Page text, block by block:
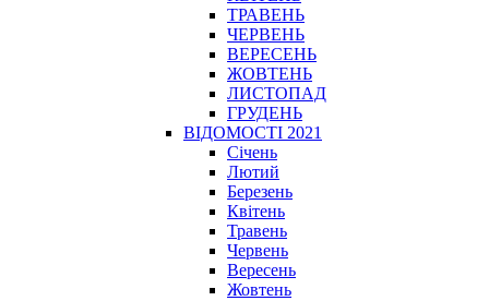
ТРАВЕНЬ
ЧЕРВЕНЬ
ВЕРЕСЕНЬ
ЖОВТЕНЬ
ЛИСТОПАД
ГРУДЕНЬ
ВІДОМОСТІ 2021
Січень
Лютий
Березень
Квітень
Травень
Червень
Вересень
Жовтень